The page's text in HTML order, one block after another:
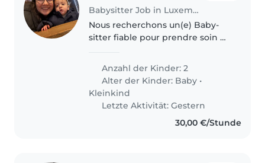
Babysitter Job in Luxemburg
Nous recherchons un(e) Baby-
sitter fiable pour prendre soin de
bébé et un tout-petit. Nos
enfants sont énergiques, joueurs
et affectueux. Nous aimerions..
Anzahl der Kinder: 2
Alter der Kinder: Baby •
Kleinkind
Letzte Aktivität: Gestern
30,00 €/Stunde